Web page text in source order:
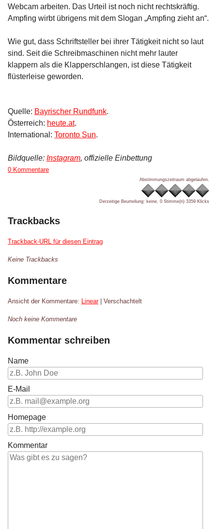
Webcam arbeiten. Das Urteil ist noch nicht rechtskräftig.
Ampfing wirbt übrigens mit dem Slogan „Ampfing zieht an“.
Wie gut, dass Schriftsteller bei ihrer Tätigkeit nicht so laut
sind. Seit die Schreibmaschinen nicht mehr lauter
klappern als die Klapperschlangen, ist diese Tätigkeit
flüsterleise geworden.
Quelle: Bayrischer Rundfunk.
Österreich: heute.at.
International: Toronto Sun.
Bildquelle: Instagram, offizielle Einbettung
0 Kommentare
Abstimmungszeitraum abgelaufen.
Derzeitige Beurteilung: keine, 0 Stimme(n) 3359 Klicks
Trackbacks
Trackback-URL für diesen Eintrag
Keine Trackbacks
Kommentare
Ansicht der Kommentare: Linear| Verschachtelt
Noch keine Kommentare
Kommentar schreiben
Name
E-Mail
Homepage
Kommentar